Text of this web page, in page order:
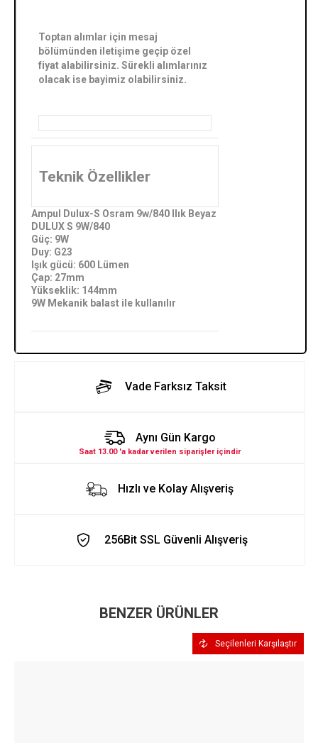
Toptan alımlar için mesaj
bölümünden iletişime geçip özel
fiyat alabilirsiniz. Sürekli alımlarınız
olacak ise bayimiz olabilirsiniz.
Teknik Özellikler
Ampul Dulux-S Osram 9w/840 Ilık Beyaz
DULUX S 9W/840
Güç: 9W
Duy: G23
Işık gücü: 600 Lümen
Çap: 27mm
Yükseklik: 144mm
9W Mekanik balast ile kullanılır
Vade Farksız Taksit
Aynı Gün Kargo
Saat 13.00 'a kadar verilen siparişler içindir
Hızlı ve Kolay Alışveriş
256Bit SSL Güvenli Alışveriş
BENZER ÜRÜNLER
Seçilenleri Karşılaştır